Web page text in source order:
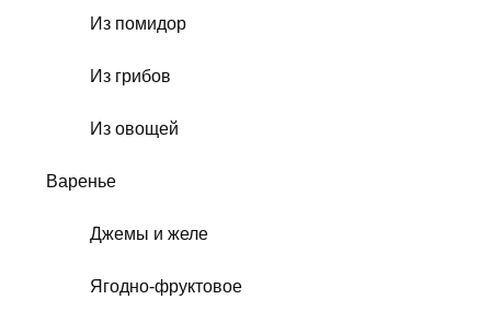
Из помидор
Из грибов
Из овощей
Варенье
Джемы и желе
Ягодно-фруктовое